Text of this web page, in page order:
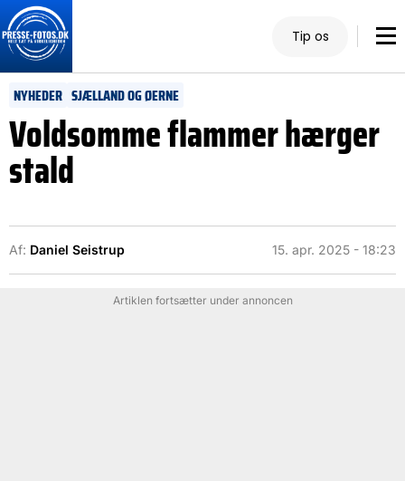
Tip os
NYHEDER SJÆLLAND OG ØERNE
Voldsomme flammer hærger
stald
Af: Daniel Seistrup 15. apr. 2025 - 18:23
Artiklen fortsætter under annoncen